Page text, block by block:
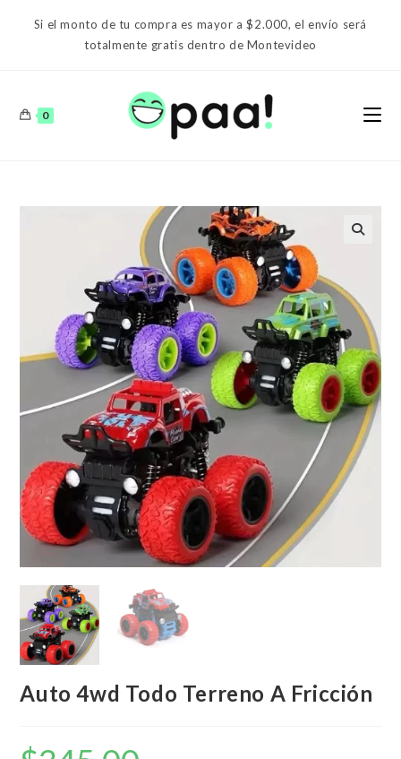
Si el monto de tu compra es mayor a $2.000, el envío será
totalmente gratis dentro de Montevideo
0
Auto 4wd Todo Terreno A Fricción